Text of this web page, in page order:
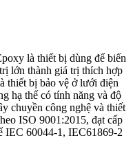
là thiết bị dùng để biến
lớn thành giá trị thích hợp
thiết bị bảo vệ ở lưới điện
hạ thế có tính năng và độ
chuyền công nghệ và thiết
ISO 9001:2015, đạt cấp
IEC 60044-1, IEC61869-2